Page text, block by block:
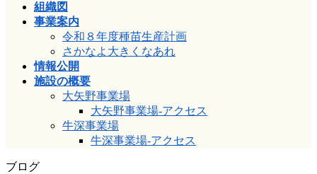
組織図
事業案内
令和８年度種苗生産計画
さかなよ大きくなあれ
情報公開
施設の概要
大矢野事業場
大矢野事業場-アクセス
牛深事業場
牛深事業場-アクセス
ブログ